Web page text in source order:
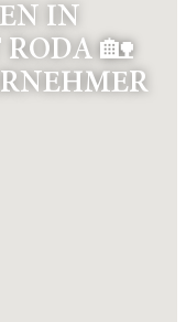
IN
RODA 🏡